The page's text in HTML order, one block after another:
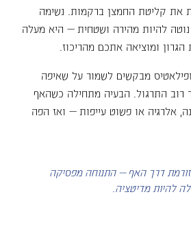
את קליטת החמצן ברקמות. נשימה
להיות מהירה ושטחית — היא מעלה
ומוציאה אתכם מהריכוז.
ופילאטיס מבקשים לשמור על שאיפה
רוב התרגול. הבעיה מתחילה כשהאף
אלרגיה או פשוט עייפות — ואז הפה
דרך האף — התנוחה מפסיקה
להיות מדיטציה.